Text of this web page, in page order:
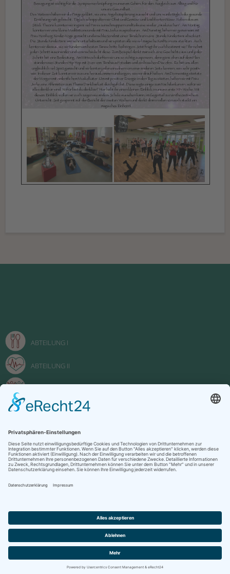
ABTEILUNG I
ABTEILUNG II
FACHOBERSCHULE
Impressum
Datenschutzerklärung
Kontakt
Oberstufenzentrum "Johanna Just" Potsdam 2022
Klecksquadrat